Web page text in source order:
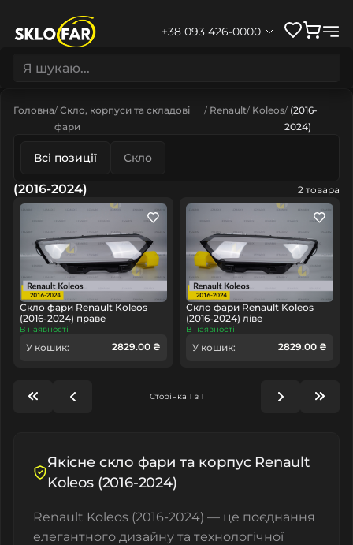
+38 093 426-0000
Головна Скло, корпуси та складові
фари
Renault Koleos (2016-
2024)
Всі позиції Скло
(2016-2024) 2 товара
Скло фари Renault Koleos
(2016-2024) праве
В наявності
У кошик: 2829.00 ₴
Скло фари Renault Koleos
(2016-2024) ліве
В наявності
У кошик: 2829.00 ₴
Сторінка 1 з 1
Якісне скло фари та корпус Renault
Koleos (2016-2024)
Renault Koleos (2016-2024) — це поєднання
елегантного дизайну та технологічної